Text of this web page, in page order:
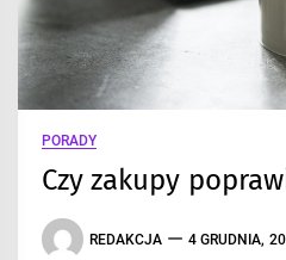
PORADY
Czy zakupy
REDAKCJA 4 GRUDNIA,